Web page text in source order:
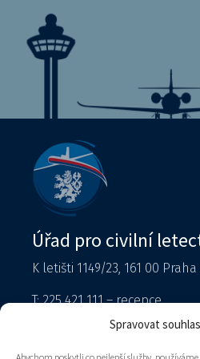
Spravovat
Úřad pro civilní
K letišti 1149/23, 161 00 Praha
T: 225 421 111 – recepce
podatelna@caa.gov.cz